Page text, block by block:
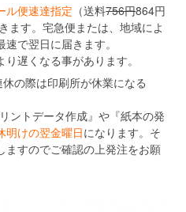
ル便速達指定 （送料756円864円
ます。宅急便または、地域によ
で翌日に届きます。
遅くなる事があります。
の際は印刷所が休業になる
ントデータ作成』や『紙本の発
明けの翌金曜日になります。そ
ますのでご確認の上発注をお願